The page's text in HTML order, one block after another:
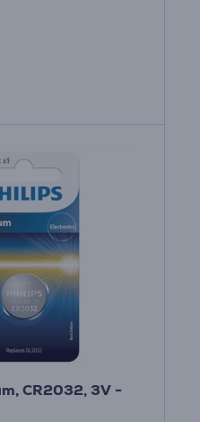
CR2032, 3V -